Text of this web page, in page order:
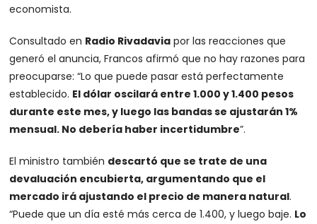
economista.
Consultado en Radio Rivadavia por las reacciones que
generó el anuncia, Francos afirmó que no hay razones para
preocuparse: “Lo que puede pasar está perfectamente
establecido. El dólar oscilará entre 1.000 y 1.400 pesos
durante este mes, y luego las bandas se ajustarán 1%
mensual. No debería haber incertidumbre”.
El ministro también descartó que se trate de una
devaluación encubierta, argumentando que el
mercado irá ajustando el precio de manera natural.
“Puede que un día esté más cerca de 1.400, y luego baje. Lo